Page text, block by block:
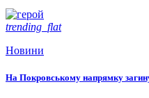
trending_flat
Новини
На Покровському напрямку